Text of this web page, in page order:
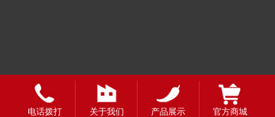
友情链接：
电话拨打 关于我们 产品展示 官方商城